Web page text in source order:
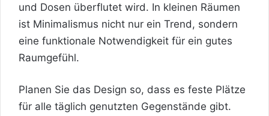
und Dosen überflutet wird. In kleinen Räumen
ist Minimalismus nicht nur ein Trend, sondern
eine funktionale Notwendigkeit für ein gutes
Raumgefühl.
Planen Sie das Design so, dass es feste Plätze
für alle täglich genutzten Gegenstände gibt.